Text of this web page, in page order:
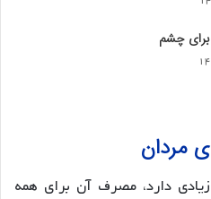
چشم
مردان
دارد، مصرف آن برای همه